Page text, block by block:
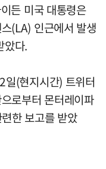
든 미국 대통령은
(LA) 인근에서 발생
았다.
(현지시간) 트위터
로부터 몬터레이파
한 보고를 받았